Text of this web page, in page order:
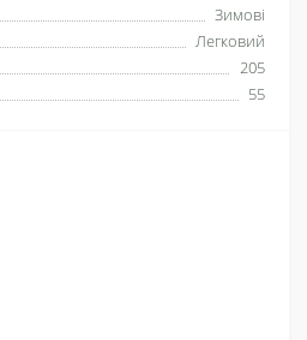
Зимові
Легковий
205
55